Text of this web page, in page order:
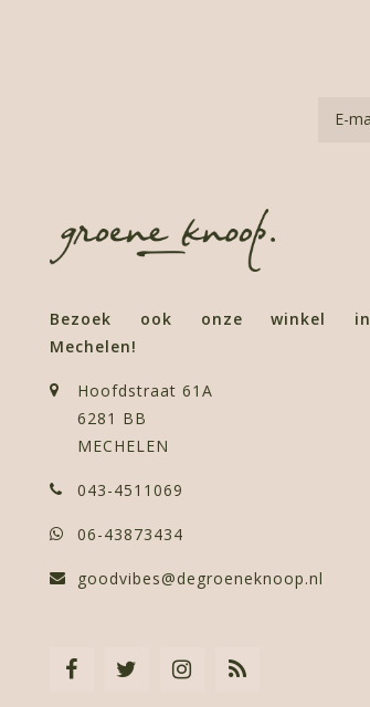
Bezoek ook onze winkel in
Mechelen!
Hoofdstraat 61A
6281 BB
MECHELEN
043-4511069
06-43873434
goodvibes@degroeneknoop.nl